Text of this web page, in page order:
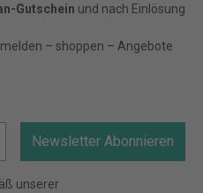
Gutschein und nach Einlösung
– shoppen – Angebote
Newsletter Abonnieren
unserer